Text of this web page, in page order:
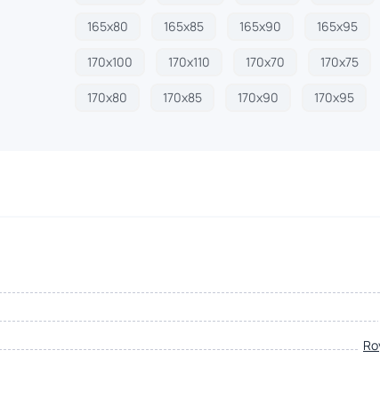
165х80 165х85 165х90 165х95
170х100 170х110 170х70 170х75
170х80 170х85 170х90 170х95